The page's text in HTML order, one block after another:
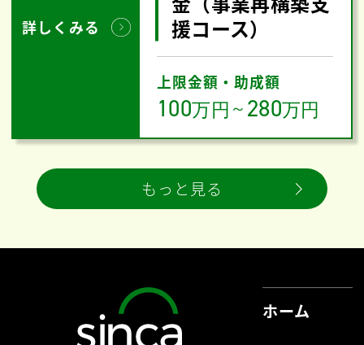
詳しくみる
援コース）
上限金額・助成額
100万円 ～ 280万円
もっと見る
ホーム